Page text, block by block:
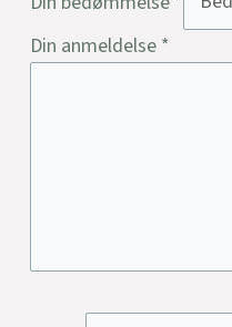
Din anmeldelse *